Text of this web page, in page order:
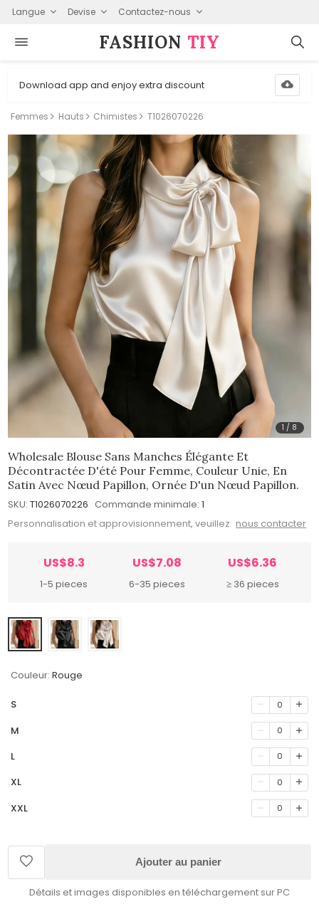
Langue Devise Contactez-nous
FASHION⁠ TIY
Download app and enjoy extra discount
Femmes Hauts Chimistes T1026070226
1 / 8
Wholesale Blouse Sans Manches Élégante Et
Décontractée D'été Pour Femme, Couleur Unie, En
Satin Avec Nœud Papillon, Ornée D'un Nœud Papillon.
SKU: T1026070226 Commande minimale: 1
Personnalisation et approvisionnement, veuillez nous contacter
US$8.3
1-5 pieces
US$7.08
6-35 pieces
US$6.36
≥ 36 pieces
Couleur: Rouge
S 0
M 0
L 0
XL 0
XXL 0
Ajouter au panier
Détails et images disponibles en téléchargement sur PC